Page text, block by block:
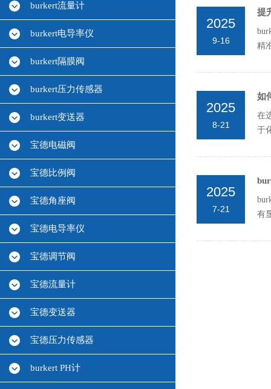
burkert流量计
burkert电导率仪
burkert隔膜阀
burkert压力传感器
burkert变送器
宝德电磁阀
宝德比例阀
宝德角座阀
宝德电导率仪
宝德调节阀
宝德流量计
宝德变送器
宝德压力传感器
burkert PH计
2025
9-16
提
精
2025
8-21
如
在
于
2025
7-21
有